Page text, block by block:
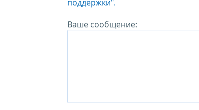
поддержки".
Ваше сообщение: